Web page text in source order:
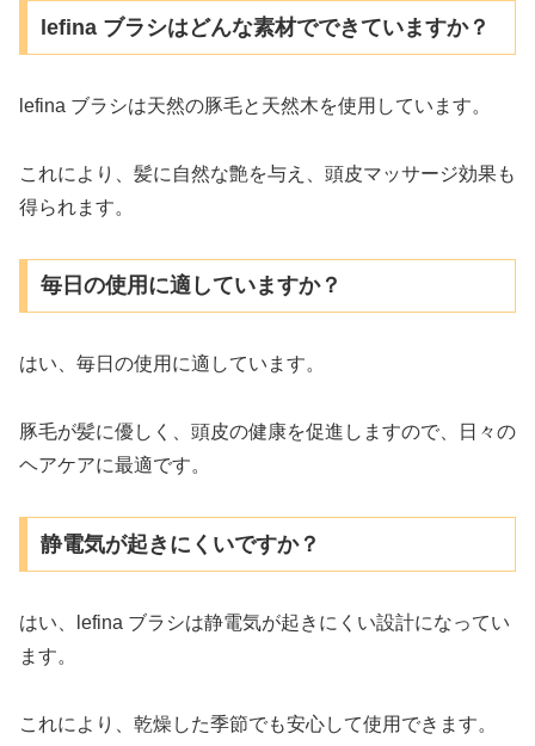
lefina ブラシはどんな素材でできていますか？
lefina ブラシは天然の豚毛と天然木を使用しています。
これにより、髪に自然な艶を与え、頭皮マッサージ効果も
得られます。
毎日の使用に適していますか？
はい、毎日の使用に適しています。
豚毛が髪に優しく、頭皮の健康を促進しますので、日々の
ヘアケアに最適です。
静電気が起きにくいですか？
はい、lefina ブラシは静電気が起きにくい設計になってい
ます。
これにより、乾燥した季節でも安心して使用できます。